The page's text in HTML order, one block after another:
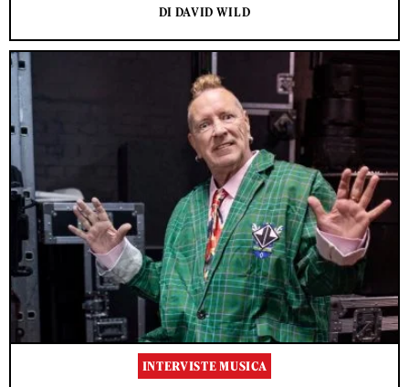
DI DAVID WILD
INTERVISTE MUSICA